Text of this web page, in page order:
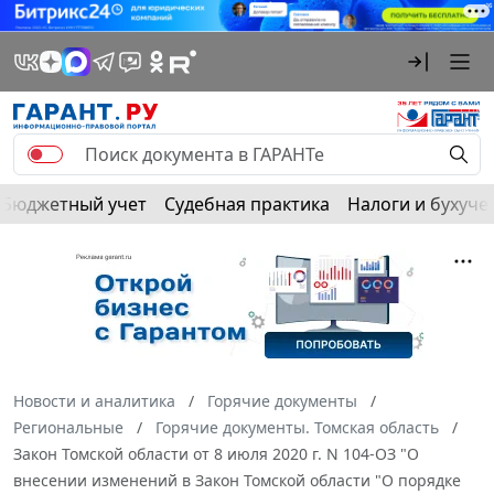
Бюджетный учет Судебная практика Налоги и
Новости и аналитика
Горячие документы
Региональные
Горячие документы. Томская область
Закон Томской области от 8 июля 2020 г. N 104-ОЗ "О
внесении изменений в Закон Томской области "О порядке